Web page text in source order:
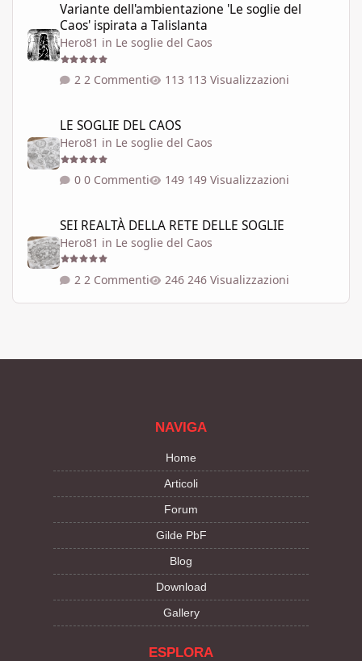
Variante dell'ambientazione 'Le soglie del
Caos' ispirata a Talislanta
Hero81 in Le soglie del Caos
2 Commenti 113 Visualizzazioni
LE SOGLIE DEL CAOS
Hero81 in Le soglie del Caos
0 Commenti 149 Visualizzazioni
SEI REALTÀ DELLA RETE DELLE SOGLIE
Hero81 in Le soglie del Caos
2 Commenti 246 Visualizzazioni
NAVIGA
Home
Articoli
Forum
Gilde PbF
Blog
Download
Gallery
ESPLORA